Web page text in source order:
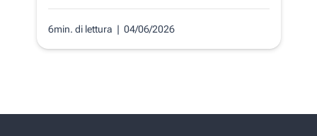
6min. di lettura | 04/06/2026